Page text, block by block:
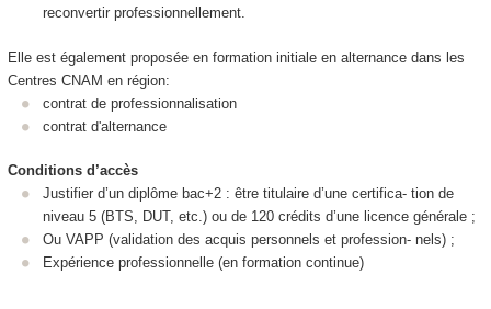
reconvertir professionnellement.
Elle est également proposée en formation initiale en alternancedans les
Centres CNAM en région:
contrat de professionnalisation
contrat d'alternance
Conditions d’accès
Justifier d’un diplôme bac+2 : être titulaire d’une certifica- tion de
niveau 5 (BTS, DUT, etc.) ou de 120 crédits d’une licence générale ;
Ou VAPP (validation des acquis personnels et profession- nels) ;
Expérience professionnelle (en formation continue)